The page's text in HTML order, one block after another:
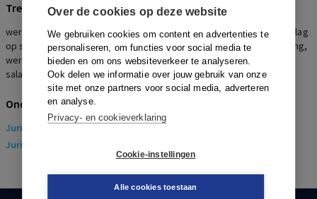
Over de cookies op deze website
We gebruiken cookies om content en advertenties te
personaliseren, om functies voor social media te
bieden en om ons websiteverkeer te analyseren.
Ook delen we informatie over jouw gebruik van onze
site met onze partners voor social media, adverteren
en analyse.
Privacy- en cookieverklaring
Cookie-instellingen
Alle cookies toestaan
Trefwoorden
werkgeversrisico, loonstop, ontbindingsverzoek werknemer, ontslag
op staande voet, duidelijk en ondubbelzinnige verklaring, opzegging,
werknemersaansprakelijkheid, ingehouden bedrag, achterstallig
salaris
Onderwerpen
Juridisch> Arbeidsrecht
Juridisch